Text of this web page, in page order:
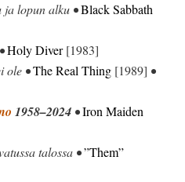
ja lopun alku •Black Sabbath
Holy Diver[1983]
ole •The Real Thing [1989] •
1958–2024 •Iron Maiden
talossa •”Them”